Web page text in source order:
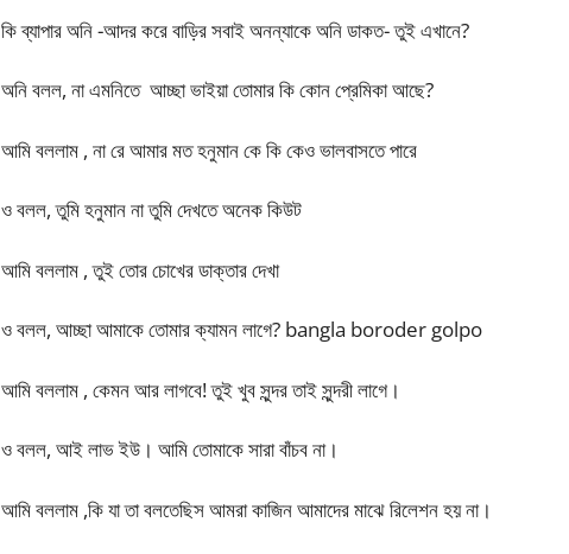
কি ব্যাপার অনি -আদর করে বাড়ির সবাই অনন্যাকে অনি ডাকত- তুই এখানে?
অনি বলল, না এমনিতে আচ্ছা ভাইয়া তোমার কি কোন প্রেমিকা আছে?
আমি বললাম , না রে আমার মত হনুমান কে কি কেও ভালবাসতে পারে
ও বলল, তুমি হনুমান না তুমি দেখতে অনেক কিউট
আমি বললাম , তুই তোর চোখের ডাক্তার দেখা
ও বলল, আচ্ছা আমাকে তোমার ক্যামন লাগে? bangla boroder golpo
আমি বললাম , কেমন আর লাগবে! তুই খুব সুন্দর তাই সুন্দরী লাগে।
ও বলল, আই লাভ ইউ। আমি তোমাকে সারা বাঁচব না।
আমি বললাম ,কি যা তা বলতেছিস আমরা কাজিন আমাদের মাঝে রিলেশন হয় না।